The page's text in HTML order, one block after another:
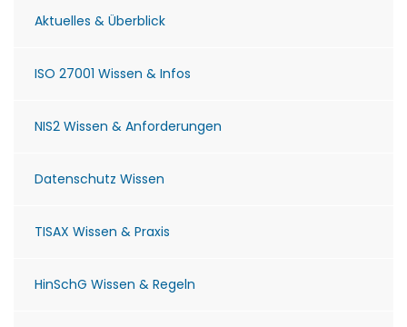
Aktuelles & Überblick
ISO 27001 Wissen & Infos
NIS2 Wissen & Anforderungen
Datenschutz Wissen
TISAX Wissen & Praxis
HinSchG Wissen & Regeln